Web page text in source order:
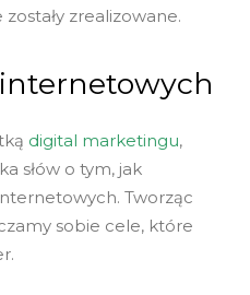
zrealizowane.
digital marketingu,
słów o tym, jak
Tworząc
sobie cele, które